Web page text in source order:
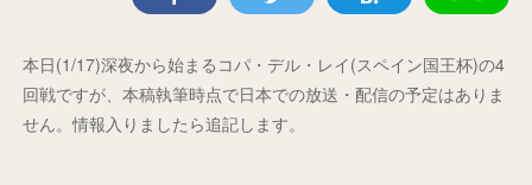
本日(1/17)深夜から始まるコパ・デル・レイ(スペイン国王杯)の4
回戦ですが、本稿執筆時点で日本での放送・配信の予定はありま
せん。情報入りましたら追記します。